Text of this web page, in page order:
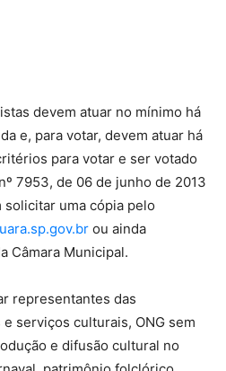
devem atuar no mínimo há
e, para votar, devem atuar há
para votar e ser votado
7953, de 06 de junho de 2013
uma cópia pelo
ou ainda
Câmara Municipal.
representantes das
serviços culturais, ONG sem
e difusão cultural no